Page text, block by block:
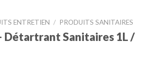
ENTRETIEN / PRODUITS SANITAIRES
Détartrant Sanitaires 1L /